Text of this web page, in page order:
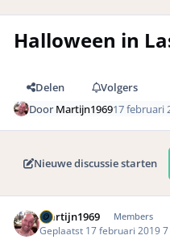
Halloween in
Delen
Volgers
DoorMartijn196917 februari
Nieuwe discussie starten
Martijn1969 Members
Geplaatst 17 februari 2019